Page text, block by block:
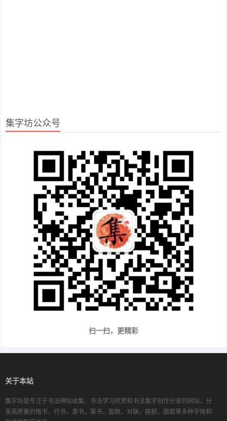
集字坊公众号
扫一扫，更精彩
关于本站
集字坊是专注于书法碑帖收集、书法学习欣赏和书法集字创作分享的网站，分
享高质量的楷书，行书，隶书，篆书，盈联，对联，匾额，扇面等多种字体和